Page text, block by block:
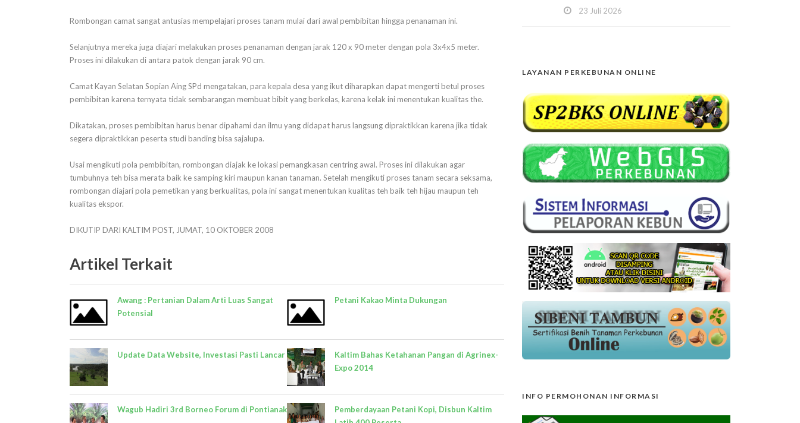
Rombongan camat sangat antusias mempelajari proses tanam mulai dari awal pembibitan hingga penanaman ini.
Selanjutnya mereka juga diajari melakukan proses penanaman dengan jarak 120 x 90 meter dengan pola 3x4x5 meter.
Proses ini dilakukan di antara patok dengan jarak 90 cm.
Camat Kayan Selatan Sopian Aing SPd mengatakan, para kepala desa yang ikut diharapkan dapat mengerti betul proses
pembibitan karena ternyata tidak sembarangan membuat bibit yang berkelas, karena kelak ini menentukan kualitas the.
Dikatakan, proses pembibitan harus benar dipahami dan ilmu yang didapat harus langsung dipraktikkan karena jika tidak
segera dipraktikkan peserta studi banding bisa sajalupa.
Usai mengikuti pola pembibitan, rombongan diajak ke lokasi pemangkasan centring awal. Proses ini dilakukan agar
tumbuhnya teh bisa merata baik ke samping kiri maupun kanan tanaman. Setelah mengikuti proses tanam secara seksama,
rombongan diajari pola pemetikan yang berkualitas, pola ini sangat menentukan kualitas teh baik teh hijau maupun teh
kualitas ekspor.
DIKUTIP DARI KALTIM POST, JUMAT, 10 OKTOBER 2008
Artikel Terkait
Awang : Pertanian Dalam Arti Luas Sangat
Potensial
Update Data Website, Investasi Pasti Lancar
Wagub Hadiri 3rd Borneo Forum di Pontianak
Petani Kakao Minta Dukungan
Kaltim Bahas Ketahanan Pangan di Agrinex-
Expo 2014
Pemberdayaan Petani Kopi, Disbun Kaltim
23 Juli 2026
LAYANAN PERKEBUNAN ONLINE
INFO PERMOHONAN INFORMASI